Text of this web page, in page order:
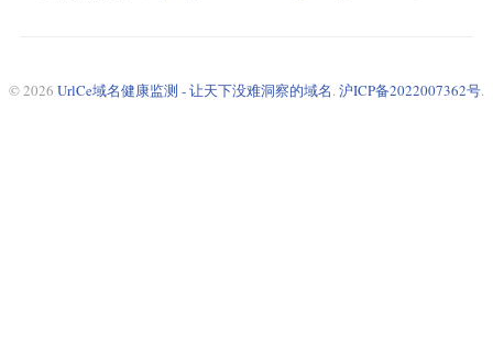
© 2026 UrlCe域名健康监测 - 让天下没难洞察的域名. 沪ICP备2022007362号.